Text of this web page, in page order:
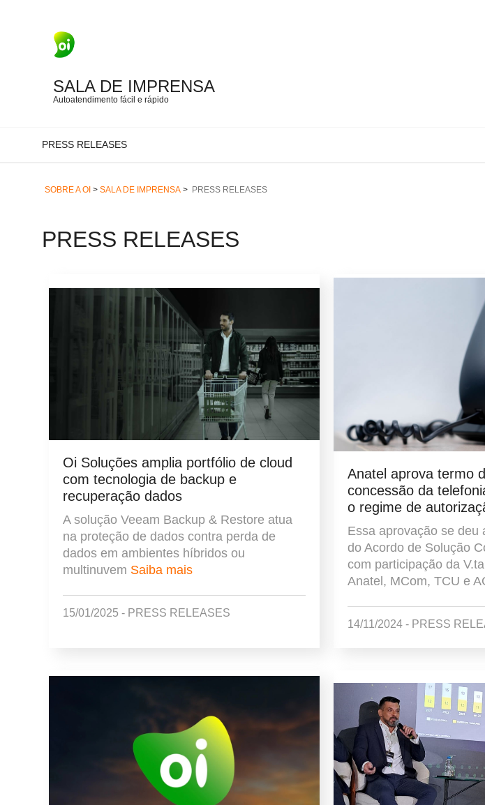
SALA DE IMPRENSA
Autoatendimento fácil e rápido
PRESS RELEASES
SOBRE A OI > SALA DE IMPRENSA > PRESS RELEASES
PRESS RELEASES
Oi Soluções amplia portfólio de cloud
com tecnologia de backup e
recuperação dados
A solução Veeam Backup & Restore atua
na proteção de dados contra perda de
dados em ambientes híbridos ou
multinuvem Saiba mais
15/01/2025 - PRESS RELEASES
Anatel aprova termo
concessão da
o regime de
Essa aprovação se deu
do Acordo de Solução
com participação da
Anatel, MCom, TCU e
14/11/2024 - PRESS